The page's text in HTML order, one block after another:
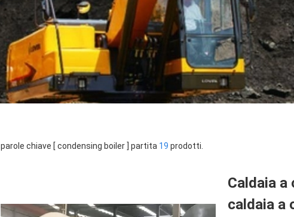
parole chiave [ condensing boiler ] partita 19 prodotti.
Caldaia
caldaia a